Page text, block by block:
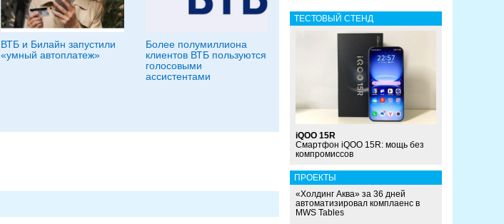
ВТБ и Билайн запустили
«умный автоплатеж»
Более полумиллиона
клиентов ВТБ пользуются
голосовыми
ассистентами
ТЕСТОВЫЙ СТЕНД
iQOO 15R
Смартфон iQOO 15R: мощь без
компромиссов
ПРОЕКТЫ
«Холдинг Аква» за 36 дней
автоматизировал комплаенс в
MWS Tables